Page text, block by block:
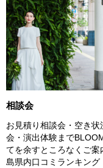
相談会
お見積り相談会・空き状
会・演出体験まで
てを余すところなくご案
島県内口コミランキング